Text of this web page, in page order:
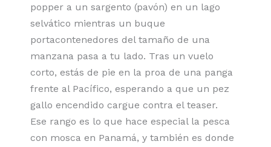
popper a un sargento (pavón) en un lago
selvático mientras un buque
portacontenedores del tamaño de una
manzana pasa a tu lado. Tras un vuelo
corto, estás de pie en la proa de una panga
frente al Pacífico, esperando a que un pez
gallo encendido cargue contra el teaser.
Ese rango es lo que hace especial la pesca
con mosca en Panamá, y también es donde